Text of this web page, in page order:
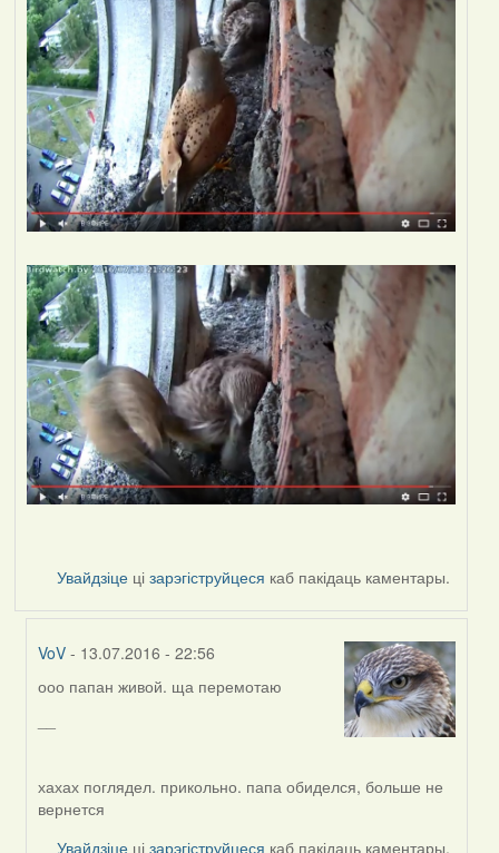
Увайдзіце цізарэгіструйцеся каб пакідаць каментары.
VoV - 13.07.2016 - 22:56
In
Дарья
ооо папан живой. ща перемотаю
хахах поглядел. прикольно. папа обиделся, больше не
вернется
Увайдзіце цізарэгіструйцеся каб пакідаць каментары.